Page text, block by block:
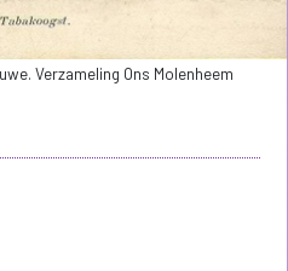
Verzameling Ons Molenheem